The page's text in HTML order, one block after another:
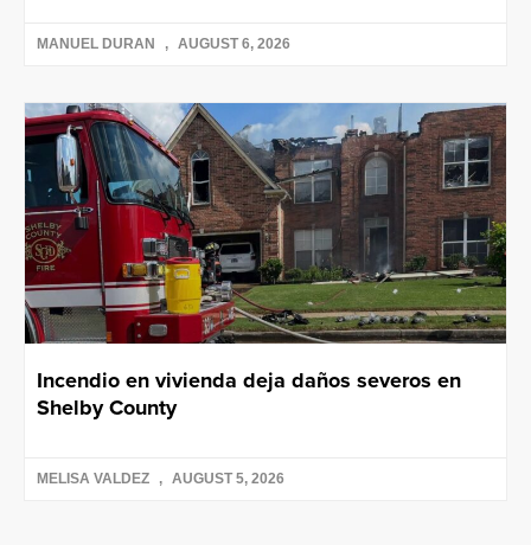
MANUEL DURAN AUGUST 6, 2026
Incendio en vivienda deja daños severos en
Shelby County
MELISA VALDEZ AUGUST 5, 2026